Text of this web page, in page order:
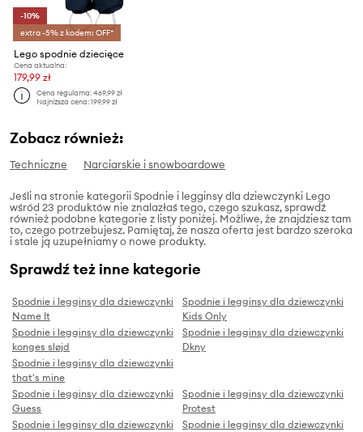
-10%
extra -5% z kodem: OFF*
Lego spodnie dziecięce
Cena aktualna:
179,99 zł
Cena regularna:469,99 zł
Najniższa cena:199,99 zł
Zobacz również:
Techniczne Narciarskie i snowboardowe
Jeśli na stronie kategorii Spodnie i legginsy dla dziewczynki Lego
wśród 23 produktów nie znalazłaś tego, czego szukasz, sprawdź
również podobne kategorie z listy poniżej. Możliwe, że znajdziesz tam
to, czego potrzebujesz. Pamiętaj, że nasza oferta jest bardzo szeroka
i stale ją uzupełniamy o nowe produkty.
Sprawdź też inne kategorie
Spodnie i legginsy dla dziewczynki
Name It
Spodnie i legginsy dla dziewczynki
Kids Only
Spodnie i legginsy dla dziewczynki
konges sløjd
Spodnie i legginsy dla dziewczynki
Dkny
Spodnie i legginsy dla dziewczynki
that's mine
Spodnie i legginsy dla dziewczynki
Guess
Spodnie i legginsy dla dziewczynki
Protest
Spodnie i legginsy dla dziewczynki
Spodnie i legginsy dla dziewczynki